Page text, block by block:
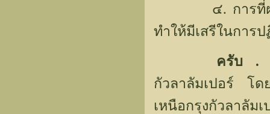
๔. การที่ฝ่ายญี่
ทำให้มีเสรีในการ
ครับ .
กัวลาลัมเปอร์ โด
เหนือกรุงกัวลาลั